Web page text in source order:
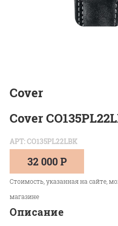
Cover
Cover
АРТ: CO135PL22LBK
32 000 Р
Стоимость, указанная на сайте,
магазине
Описание